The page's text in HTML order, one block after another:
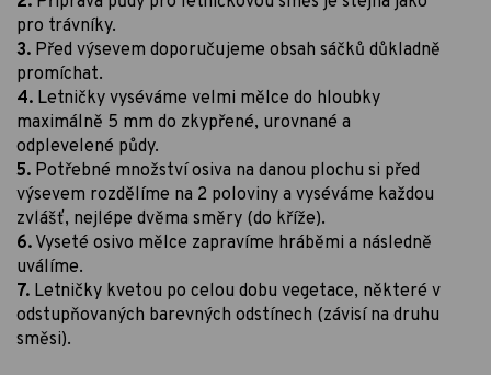
pro trávníky.
3. Před výsevem doporučujeme obsah sáčků důkladně
promíchat.
4. Letničky vyséváme velmi mělce do hloubky
maximálně 5 mm do zkypřené, urovnané a
odplevelené půdy.
5. Potřebné množství osiva na danou plochu si před
výsevem rozdělíme na 2 poloviny a vyséváme každou
zvlášť, nejlépe dvěma směry (do kříže).
6. Vyseté osivo mělce zapravíme hráběmi a následně
uválíme.
7. Letničky kvetou po celou dobu vegetace, některé v
odstupňovaných barevných odstínech (závisí na druhu
směsi).